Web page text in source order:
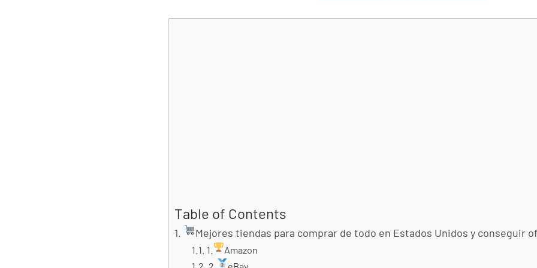
Table of Contents
Mejores tiendas para comprar de todo en Estados Unidos y conseguir
1.
Amazon